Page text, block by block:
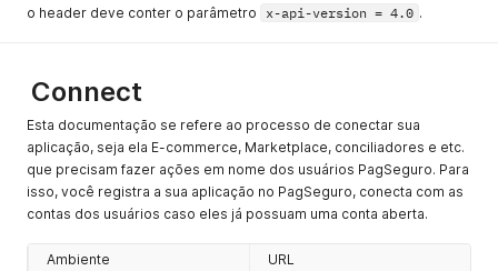
o header deve conter o parâmetro
x-api-version = 4.0 .
Connect
Esta documentação se refere ao processo de conectar sua
aplicação, seja ela E-commerce, Marketplace, conciliadores e etc.
que precisam fazer ações em nome dos usuários PagSeguro. Para
isso, você registra a sua aplicação no PagSeguro, conecta com as
contas dos usuários caso eles já possuam uma conta aberta.
Ambiente URL